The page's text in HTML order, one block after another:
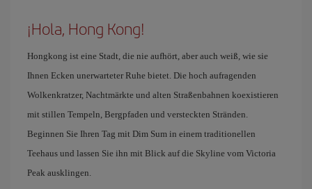
¡Hola, Hong Kong!
Hongkong ist eine Stadt, die nie aufhört, aber auch weiß, wie sie
Ihnen Ecken unerwarteter Ruhe bietet. Die hoch aufragenden
Wolkenkratzer, Nachtmärkte und alten Straßenbahnen koexistieren
mit stillen Tempeln, Bergpfaden und versteckten Stränden.
Beginnen Sie Ihren Tag mit Dim Sum in einem traditionellen
Teehaus und lassen Sie ihn mit Blick auf die Skyline vom Victoria
Peak ausklingen.